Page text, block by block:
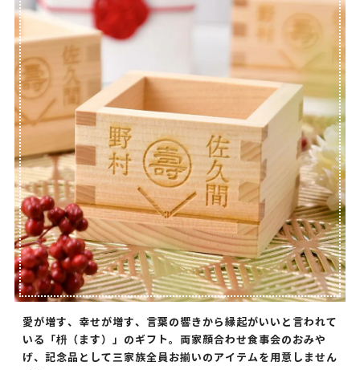
愛が増す、幸せが増す、言葉の響きから縁起がいいと言われて
いる「枡（ます）」のギフト。両家顔合わせ食事会のおみや
げ、記念品として三家族全員お揃いのアイテムを用意しません